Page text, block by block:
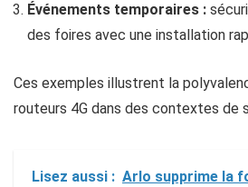
Événements temporaires :
des foires avec une installation
Ces exemples illustrent la
routeurs 4G dans des contextes de
Lisez aussi : Arlo supprime la